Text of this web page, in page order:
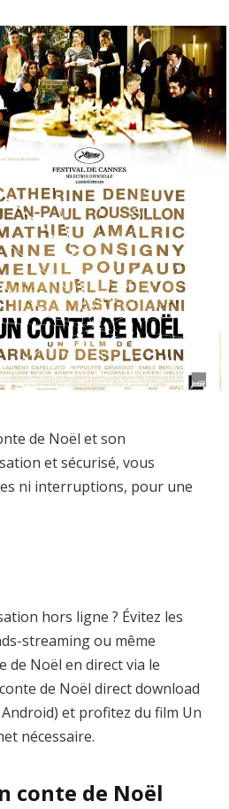
de Noël et son
et sécurisé, vous
ni interruptions, pour une
hors ligne ? Évitez les
streaming ou même
Noël en direct via le
de Noël direct download
et profitez du film Un
nécessaire.
conte de Noël